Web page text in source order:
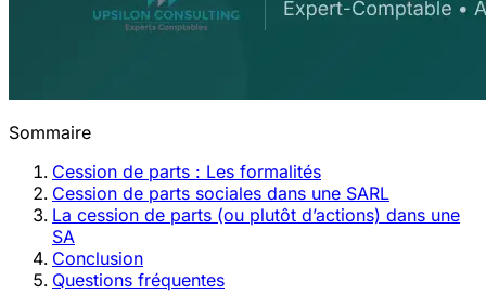
Sommaire
Cession de parts : Les formalités
Cession de parts sociales dans une SARL
La cession de parts (ou plutôt d’actions) dans une
SA
Conclusion
Questions fréquentes